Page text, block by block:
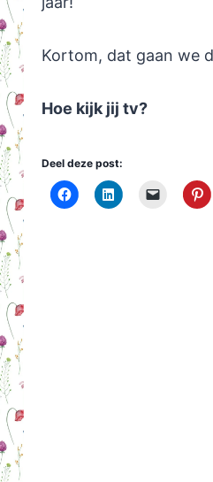
Kortom, dat gaan we
Hoe kijk jij tv?
Deel deze post: